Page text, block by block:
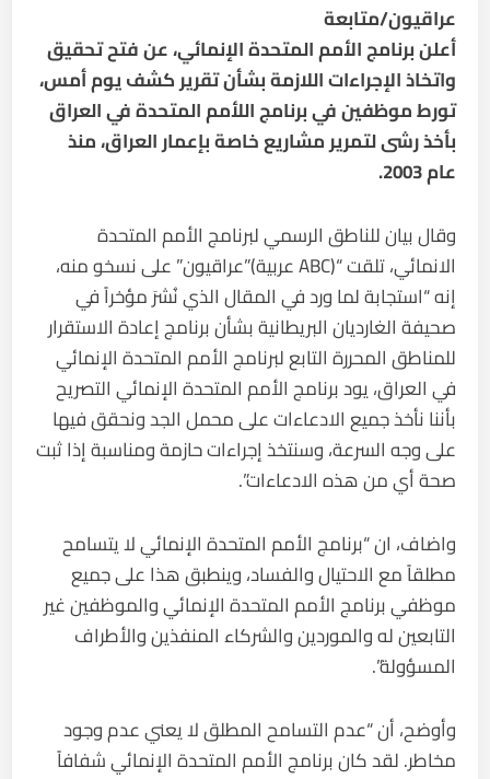
عراقيون/متابعة
أعلن برنامج الأمم المتحدة الإنمائي، عن فتح تحقيق
واتخاذ الإجراءات اللازمة بشأن تقرير كشف يوم أمس،
تورط موظفين في برنامج اللأمم المتحدة في العراق
بأخذ رشى لتمرير مشاريع خاصة بإعمار العراق، منذ
عام 2003.
وقال بيان للناطق الرسمي لبرنامج الأمم المتحدة
الانمائي، تلقت “(ABC عربية)”عراقيون” على نسخو منه،
إنه “استجابة لما ورد في المقال الذي نُشرَ مؤخراً في
صحيفة الغارديان البريطانية بشأن برنامج إعادة الاستقرار
للمناطق المحررة التابع لبرنامج الأمم المتحدة الإنمائي
في العراق، يود برنامج الأمم المتحدة الإنمائي التصريح
بأننا نأخذ جميع الادعاءات على محمل الجد ونحقق فيها
على وجه السرعة، وسنتخذ إجراءات حازمة ومناسبة إذا ثبت
صحة أي من هذه الادعاءات”.
واضاف، ان “برنامج الأمم المتحدة الإنمائي لا يتسامح
مطلقاً مع الاحتيال والفساد، وينطبق هذا على جميع
موظفي برنامج الأمم المتحدة الإنمائي والموظفين غير
التابعين له والموردين والشركاء المنفذين والأطراف
المسؤولة”.
وأوضح، أن “عدم التسامح المطلق لا يعني عدم وجود
مخاطر. لقد كان برنامج الأمم المتحدة الإنمائي شفافاً